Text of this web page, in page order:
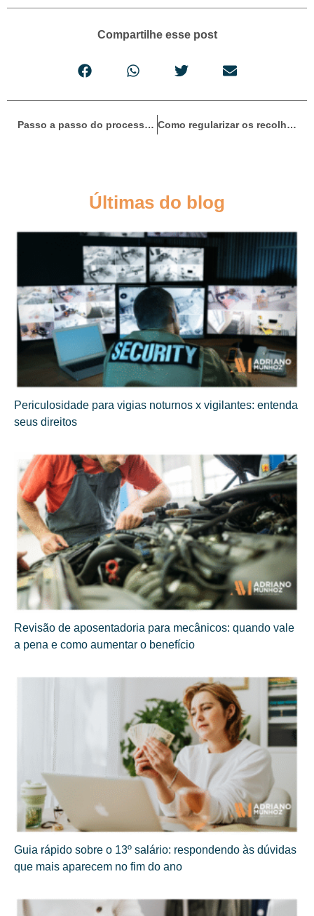
Compartilhe esse post
Passo a passo do processo previdenciário: do INSS ao processo judicial Como regularizar os recolhimentos em atraso para o INSS
Últimas do blog
Periculosidade para vigias noturnos x vigilantes: entenda
seus direitos
Revisão de aposentadoria para mecânicos: quando vale
a pena e como aumentar o benefício
Guia rápido sobre o 13º salário: respondendo às dúvidas
que mais aparecem no fim do ano